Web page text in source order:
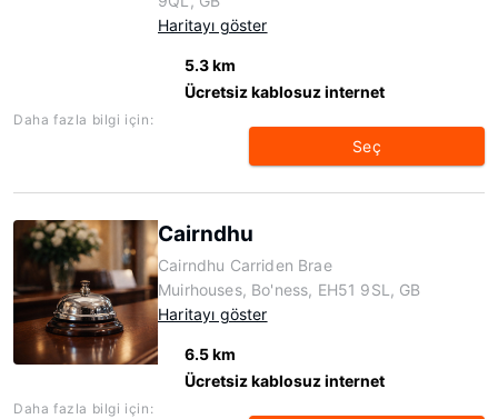
Haritayı göster
5.3 km
Ücretsiz kablosuz internet
Daha fazla bilgi için:
Seç
Cairndhu
Cairndhu Carriden Brae
Muirhouses, Bo'ness, EH51 9SL, GB
Haritayı göster
6.5 km
Ücretsiz kablosuz internet
Daha fazla bilgi için: